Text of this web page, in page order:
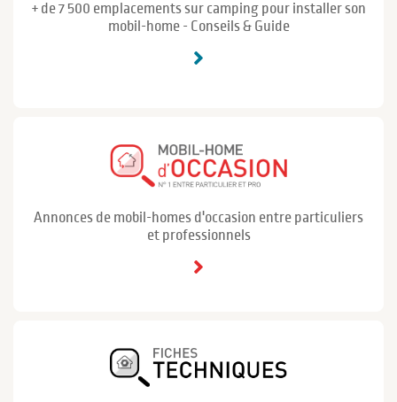
+ de 7 500 emplacements sur camping pour installer son
mobil-home - Conseils & Guide
Annonces de mobil-homes d'occasion entre particuliers
et professionnels